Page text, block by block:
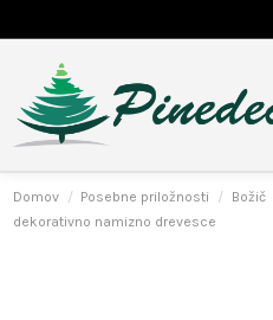
Domov Posebne priložnosti Božič
dekorativno namizno drevesce